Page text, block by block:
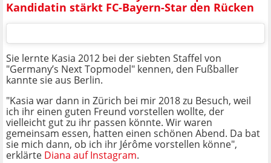
Kandidatin stärkt FC-Bayern-Star den Rücken
Sie lernte Kasia 2012 bei der siebten Staffel von
"Germany’s Next Topmodel" kennen, den Fußballer
kannte sie aus Berlin.
"Kasia war dann in Zürich bei mir 2018 zu Besuch, weil
ich ihr einen guten Freund vorstellen wollte, der
vielleicht gut zu ihr passen könnte. Wir waren
gemeinsam essen, hatten einen schönen Abend. Da bat
sie mich dann, ob ich ihr Jérôme vorstellen könne",
erklärte Diana auf Instagram.